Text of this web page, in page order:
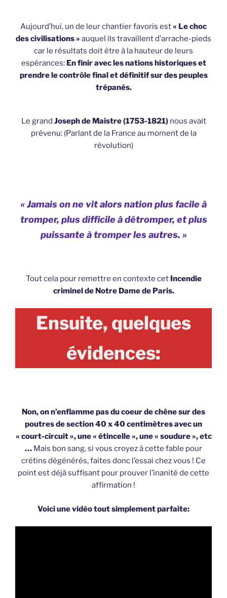
Aujourd’hui, un de leur chantier favoris est« Le choc
des civilisations » auquel ils travaillent d’arrache-pieds
car le résultats doit être à la hauteur de leurs
espérances: En finir avec les nations historiques et
prendre le contrôle final et définitif sur des peuples
trépanés.
Le grand Joseph de Maistre(1753-1821)nous avait
prévenu: (Parlant de la France au moment de la
révolution)
« Jamais on ne vit alors nation plus facile à
tromper, plus difficile à détromper, et plus
puissante à tromper les autres. »
Tout cela pour remettre en contexte cet Incendie
criminel de Notre Dame de Paris.
Ensuite, quelques
évidences:
Non, on n’enflamme pas du coeur de chêne sur des
poutres de section 40 x 40 centimètres avec un
« court-circuit », une « étincelle », une « soudure », etc
… Mais bon sang, si vous croyez à cette fable pour
crétins dégénérés, faites donc l’essai chez vous ! Ce
point est déjà suffisant pour prouver l’inanité de cette
affirmation !
Voici une vidéo tout simplement parfaite: